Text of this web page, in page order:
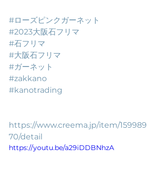
#ローズピンクガーネット
#2023大阪石フリマ
#石フリマ
#大阪石フリマ
#ガーネット
#zakkano
#kanotrading
https://www.creema.jp/item/159989
70/detail
https://youtu.be/a29iDDBNhzA